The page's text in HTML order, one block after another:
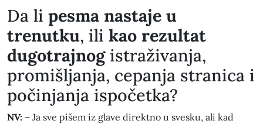
​Da li pesma nastaje u
trenutku, ili kao rezultat
dugotrajnogistraživanja,
promišljanja, cepanja stranica i
počinjanja ispočetka?
NV: – Ja sve pišem iz glave direktno u svesku, ali kad